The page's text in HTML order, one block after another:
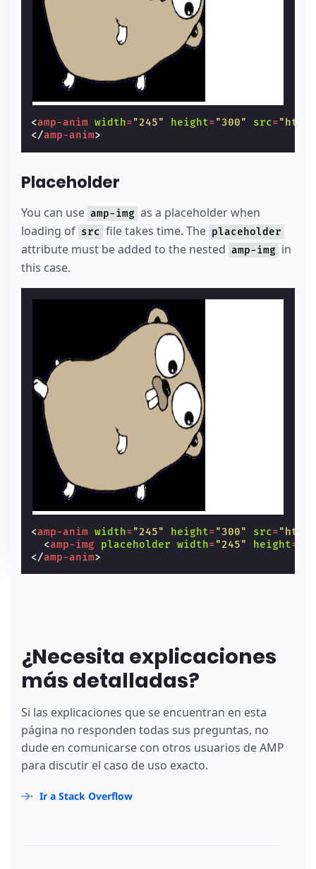
<amp-anim width="245" height="300" src=
</amp-anim>
Placeholder
You can use amp-img as a placeholder when
loading of src file takes time. The placeholder
attribute must be added to the nested amp-img in
this case.
<amp-anim width="245" height="300" src=
<amp-img placeholder width="245" height=
</amp-anim>
¿Necesita explicaciones
más detalladas?
Si las explicaciones que se encuentran en esta
página no responden todas sus preguntas, no
dude en comunicarse con otros usuarios de AMP
para discutir el caso de uso exacto.
Ir a Stack Overflow